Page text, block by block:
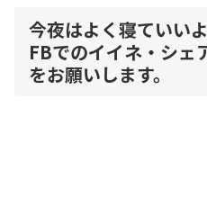
今夜はよく寝ていい
FBでのイイネ・シ
をお願いします。